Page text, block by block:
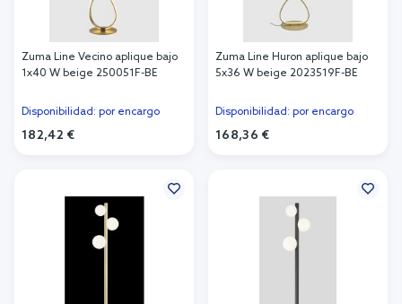
Zuma Line Vecino aplique bajo
1x40 W beige 250051F-BE
Disponibilidad: por encargo
182,42 €
Zuma Line Huron aplique bajo
5x36 W beige 2023519F-BE
Disponibilidad: por encargo
168,36 €